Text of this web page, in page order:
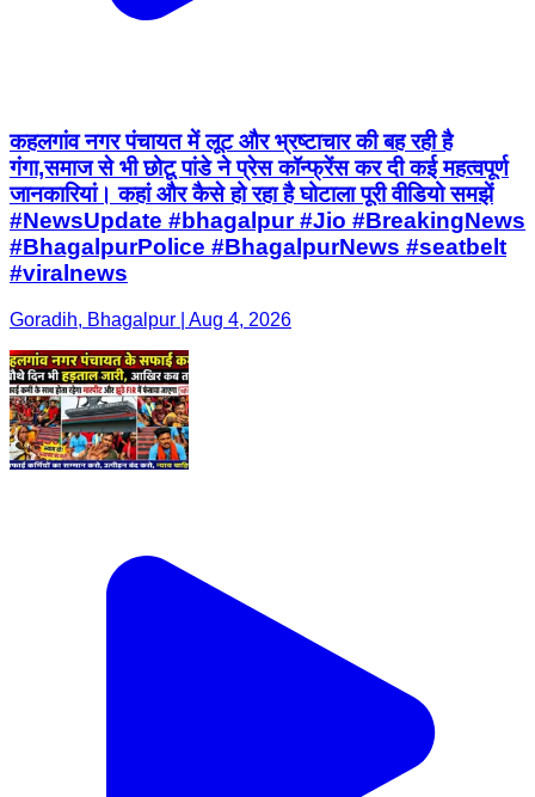
कहलगांव नगर पंचायत में लूट और भ्रष्टाचार की बह रही है
गंगा,समाज से भी छोटू पांडे ने प्रेस कॉन्फ्रेंस कर दी कई महत्वपूर्ण
जानकारियां। कहां और कैसे हो रहा है घोटाला पूरी वीडियो समझें
#NewsUpdate #bhagalpur #Jio #BreakingNews
#BhagalpurPolice #BhagalpurNews #seatbelt
#viralnews
Goradih, Bhagalpur | Aug 4, 2026